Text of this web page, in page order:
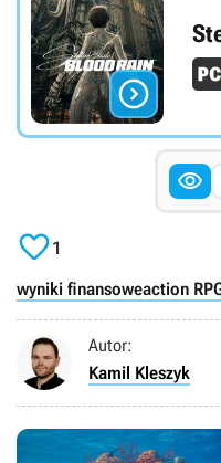


1
wyniki finansoweaction
Autor:
Kamil Kleszyk